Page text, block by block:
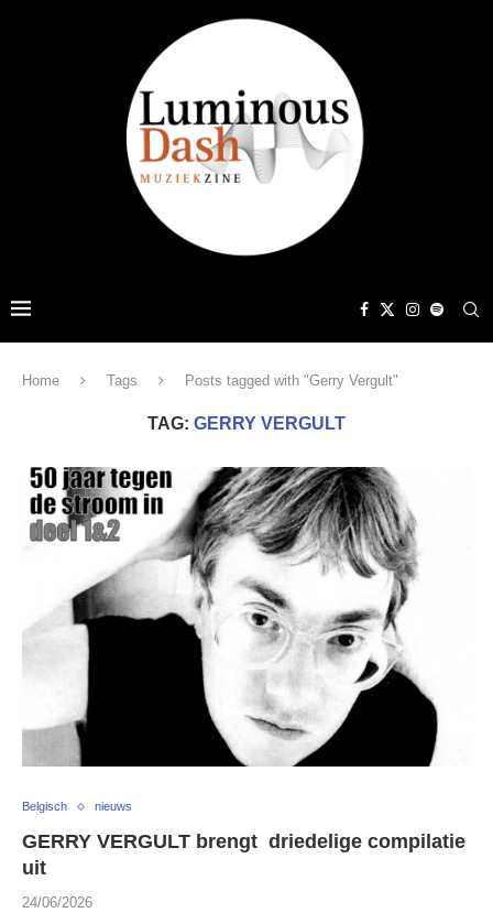
Home Tags Posts tagged with "Gerry Vergult"
TAG: GERRY VERGULT
Belgisch nieuws
GERRY VERGULT brengt driedelige compilatie
uit
24/06/2026